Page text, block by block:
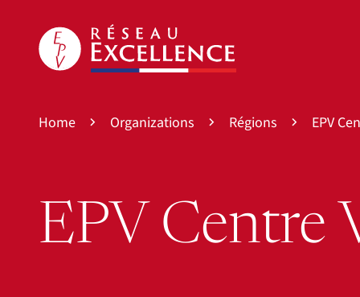
Home Organizations Régions EPV
EPV Centre